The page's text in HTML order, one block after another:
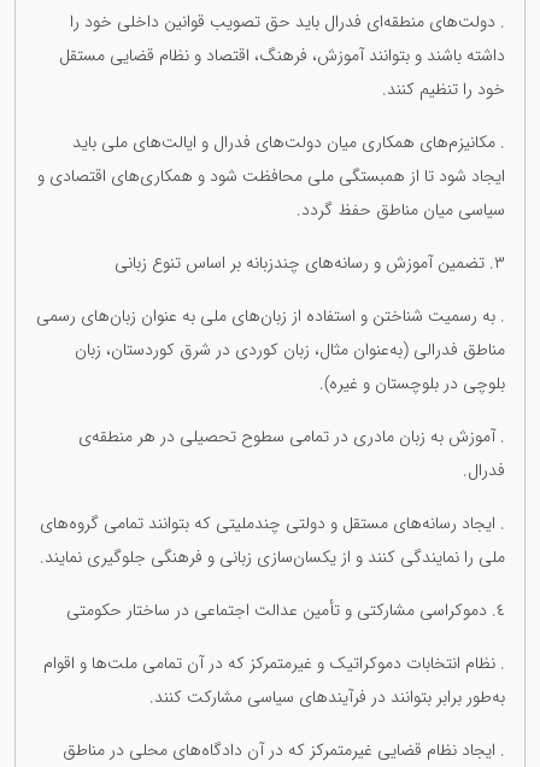
. دولت‌های منطقه‌ای فدرال باید حق تصویب قوانین داخلی خود را
داشته باشند و بتوانند آموزش، فرهنگ، اقتصاد و نظام قضایی مستقل
خود را تنظیم کنند.
. مکانیزم‌های همکاری میان دولت‌های فدرال و ایالت‌های ملی باید
ایجاد شود تا از همبستگی ملی محافظت شود و همکاری‌های اقتصادی و
سیاسی میان مناطق حفظ گردد.
٣. تضمین آموزش و رسانه‌های چندزبانه بر اساس تنوع زبانی
. به رسمیت شناختن و استفاده از زبان‌های ملی به عنوان زبان‌های رسمی
مناطق فدرالی (به‌عنوان مثال، زبان کوردی در شرق کوردستان، زبان
بلوچی در بلوچستان و غیره).
. آموزش به زبان مادری در تمامی سطوح تحصیلی در هر منطقه‌ی
فدرال.
. ایجاد رسانه‌های مستقل و دولتی چندملیتی که بتوانند تمامی گروه‌های
ملی را نمایندگی کنند و از یکسان‌سازی زبانی و فرهنگی جلوگیری نمایند.
٤. دموکراسی مشارکتی و تأمین عدالت اجتماعی در ساختار حکومتی
. نظام انتخابات دموکراتیک و غیرمتمرکز که در آن تمامی ملت‌ها و اقوام
به‌طور برابر بتوانند در فرآیندهای سیاسی مشارکت کنند.
. ایجاد نظام قضایی غیرمتمرکز که در آن دادگاه‌های محلی در مناطق